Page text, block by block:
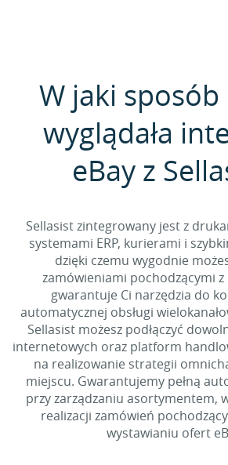
W jaki sposób
wyglądała
eBay z
Sellasist zintegrowany jest z
systemami ERP, kurierami i
dzięki czemu wygodnie
zamówieniami pochodzącymi z
gwarantuje Ci narzędzia do
automatycznej obsługi
Sellasist możesz podłączyć
internetowych oraz platform
na realizowanie strategii
miejscu. Gwarantujemy pełną
przy zarządzaniu asortymentem,
realizacji zamówień
wystawianiu ofert